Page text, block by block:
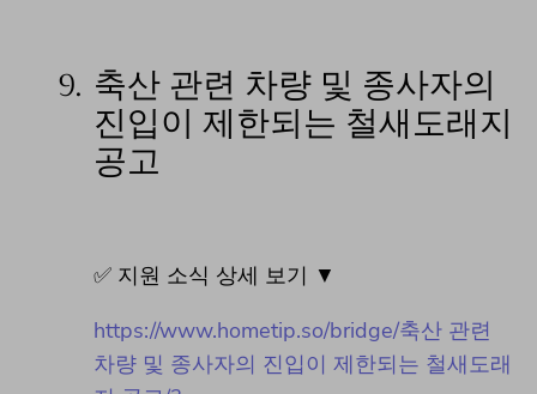
9. 축산 관련 차량 및 종사자의
진입이 제한되는 철새도래지
공고
✅ 지원 소식 상세 보기 ▼
https://www.hometip.so/bridge/축산 관련
차량 및 종사자의 진입이 제한되는 철새도래